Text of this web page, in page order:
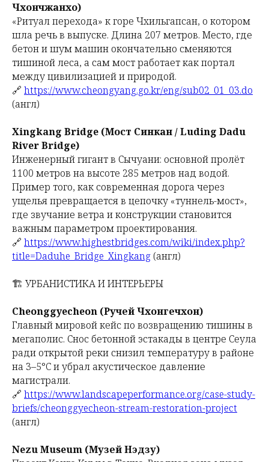
Чхончжанхо)
«Ритуал перехода» к горе Чхильгапсан, о котором
шла речь в выпуске. Длина 207 метров. Место, где
бетон и шум машин окончательно сменяются
тишиной леса, а сам мост работает как портал
между цивилизацией и природой.
🔗 https://www.cheongyang.go.kr/eng/sub02_01_03.do
(англ)
Xingkang Bridge (Мост Синкан / Luding Dadu
River Bridge)
Инженерный гигант в Сычуани: основной пролёт
1100 метров на высоте 285 метров над водой.
Пример того, как современная дорога через
ущелья превращается в цепочку «туннель-мост»,
где звучание ветра и конструкции становится
важным параметром проектирования.
🔗 https://www.highestbridges.com/wiki/index.php?
title=Daduhe_Bridge_Xingkang (англ)
🏗️ УРБАНИСТИКА И ИНТЕРЬЕРЫ
Cheonggyecheon (Ручей Чхонгечхон)
Главный мировой кейс по возвращению тишины в
мегаполис. Снос бетонной эстакады в центре Сеула
ради открытой реки снизил температуру в районе
на 3–5°C и убрал акустическое давление
магистрали.
🔗 https://www.landscapeperformance.org/case-study-
briefs/cheonggyecheon-stream-restoration-project
(англ)
Nezu Museum (Музей Нэдзу)